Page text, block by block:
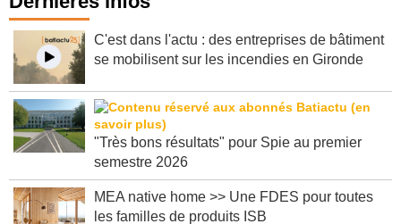
Dernières infos
C'est dans l'actu : des entreprises de bâtiment
"Très bons résultats" pour Spie au premier
MEA native home >> Une FDES pour toutes